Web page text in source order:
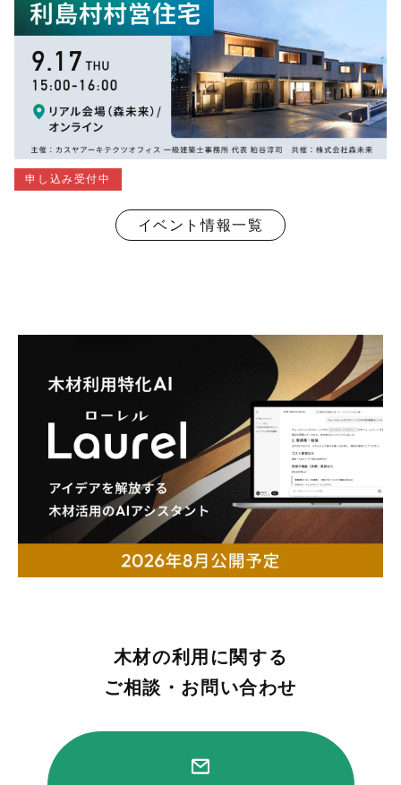
申し込み受付中
イベント情報一覧
木材の利用に関する
ご相談・お問い合わせ